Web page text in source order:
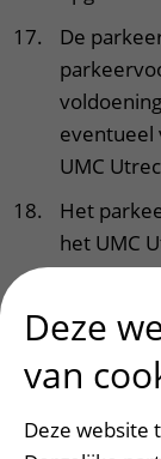
De
eventueel
UMC
Het
het UMC
of bij de
Het
wijzigen.
Bij verlies
dagtarief
Deze
van
Deze website